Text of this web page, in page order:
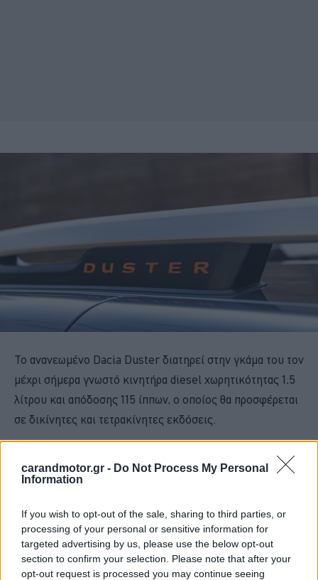
carandmotor.gr - Do Not Process My Personal
Information
If you wish to opt-out of the sale, sharing to third parties, or
processing of your personal or sensitive information for
targeted advertising by us, please use the below opt-out
section to confirm your selection. Please note that after your
opt-out request is processed you may continue seeing
Το ανανεωμένο Dacia Duster διατηρεί στην γκάμα του τον
μέχρι σήμερα γνωστό κινητήρα diesel χωρητικότητας 1,5
λίτρου και απόδοσης 115 ίππων, ο οποίος θα προσφέρεται
σε δικίνητες και τετρακίνητες εκδόσεις.